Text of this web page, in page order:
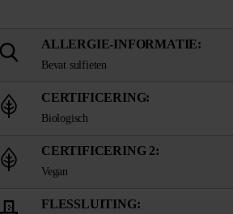
ALLERGIE-INFORMATIE:
Bevat sulfieten
CERTIFICERING:
Biologisch
CERTIFICERING 2:
Vegan
FLESSLUITING: